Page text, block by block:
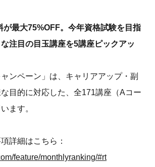
が最大75%OFF。今年資格試験を目指
注目の目玉講座を5講座ピックアッ
ャンペーン」は、キャリアアップ・副
目的に対応した、全171講座（Aコー
ます。
詳細はこちら：
feature/monthlyranking/#rt